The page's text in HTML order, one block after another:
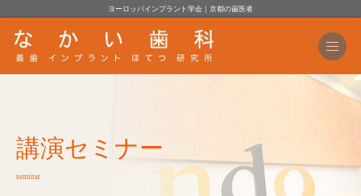
ヨーロッパインプラント学会｜京都の歯医者
講演セミナー
seminar